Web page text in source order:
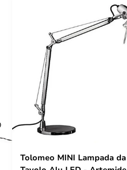
Tolomeo MINI Lampada da